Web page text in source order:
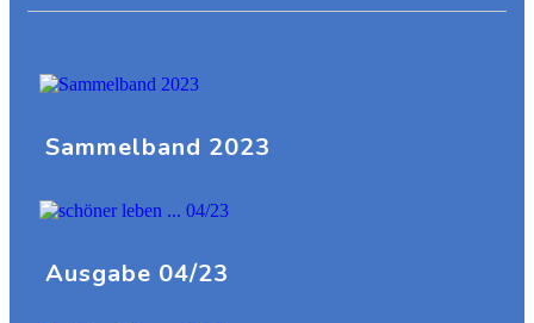
Sammelband 2023
Ausgabe 04/23